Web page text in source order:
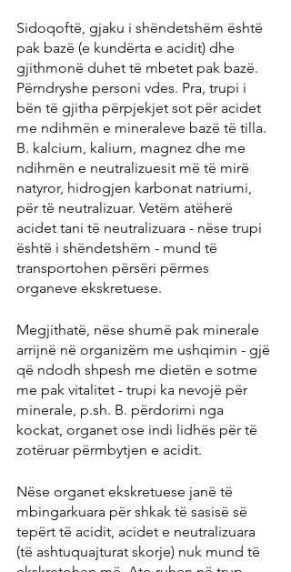
Sidoqoftë, gjaku i shëndetshëm është
pak bazë (e kundërta e acidit) dhe
gjithmonë duhet të mbetet pak bazë.
Përndryshe personi vdes. Pra, trupi i
bën të gjitha përpjekjet sot për acidet
me ndihmën e mineraleve bazë të tilla.
B. kalcium, kalium, magnez dhe me
ndihmën e neutralizuesit më të mirë
natyror, hidrogjen karbonat natriumi,
për të neutralizuar. Vetëm atëherë
acidet tani të neutralizuara - nëse trupi
është i shëndetshëm - mund të
transportohen përsëri përmes
organeve ekskretuese.
Megjithatë, nëse shumë pak minerale
arrijnë në organizëm me ushqimin - gjë
që ndodh shpesh me dietën e sotme
me pak vitalitet - trupi ka nevojë për
minerale, p.sh. B. përdorimi nga
kockat, organet ose indi lidhës për të
zotëruar përmbytjen e acidit.
Nëse organet ekskretuese janë të
mbingarkuara për shkak të sasisë së
tepërt të acidit, acidet e neutralizuara
(të ashtuquajturat skorje) nuk mund të